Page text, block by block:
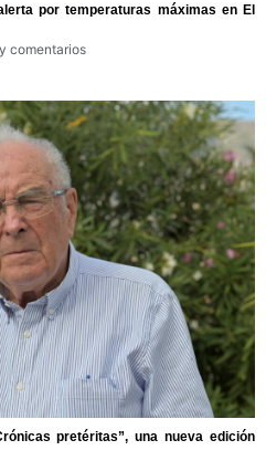
por temperaturas máximas en El
comentarios
pretéritas”, una nueva edición